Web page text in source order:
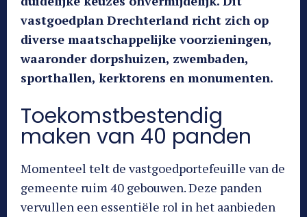
vastgoedplan Drechterland richt zich op
diverse maatschappelijke voorzieningen,
waaronder dorpshuizen, zwembaden,
sporthallen, kerktorens en monumenten.
Toekomstbestendig
maken van 40 panden
Momenteel telt de vastgoedportefeuille van de
gemeente ruim 40 gebouwen. Deze panden
vervullen een essentiële rol in het aanbieden